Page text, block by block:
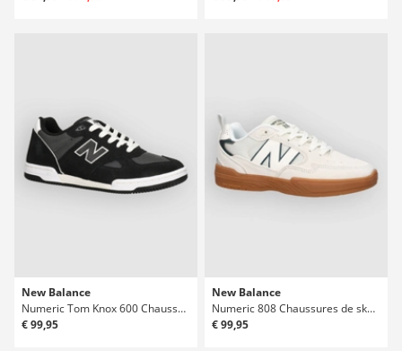
New Balance
Numeric Tom Knox 600 Chaussures de skate
€ 99,95
New Balance
Numeric 808 Chaussures de skate
€ 99,95